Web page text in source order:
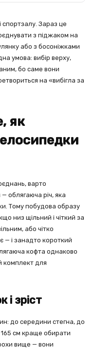
Зараз це
з піджаком на
або з босоніжками
умова: вибір верху,
бо саме вони
на «вибігла за
як
варто
облягаюча річ, яка
Тому побудова образу
низ щільний і чіткий за
або чітко
і занадто короткий
кофта однаково
комплект для
зріст
до середини стегна, до
165 см краще обирати
вище — вони